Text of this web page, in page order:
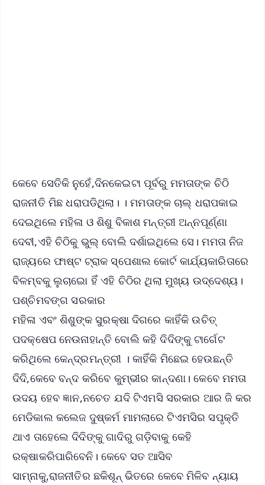
କେବେ ସେତିକି ନୁହେଁ,ଦିନକେଇଟା ପୂର୍ବରୁ ମମତାଙ୍କ ଚିଠି
ରାଜନୀତି ମିଛ ଧରାପଡିଥିଲା। । ମମତାଙ୍କ ଚାଲ୍ ଧରାପକାଇ
ଦେଇଥିଲେ ମହିଳା ଓ ଶିଶୁ ବିକାଶ ମନ୍ତ୍ରୀ ଅନ୍ନପୂର୍ଣ୍ଣା
ଦେବୀ,ଏହି ଚିଠିକୁ ଭୁଲ୍ ବୋଲି ଦର୍ଶାଇଥିଲେ ସେ। ମମତା ନିଜ
ରାଜ୍ୟରେ ଫାଷ୍ଟ ଟ୍ରାକ ସ୍ପେଶାଲ କୋର୍ଟ କାର୍ଯ୍ୟକାରିତାରେ
ବିଳମ୍ବକୁ ଲୁଚାଇୋ ହିଁ ଏହି ଚିଠିର ଥିଲା ମୁଖ୍ୟ ଉଦ୍ଦେଶ୍ୟ।
ପଶ୍ଚିମବଙ୍ଗ ସରକାର
ମହିଳା ଏବଂ ଶିଶୁଙ୍କ ସୁରକ୍ଷା ଦିଗରେ କାହିଁକି ଉଚିତ୍
ପଦକ୍ଷେପ ନେଉନାହାନ୍ତି ବୋଲି କହି ଦିଦିଙ୍କୁ ଟାର୍ଗେଟ
କରିଥିଲେ କେନ୍ଦ୍ରମନ୍ତ୍ରୀ । କାହିଁକି ମିଛେଇ ହେଉଛନ୍ତି
ଦିଦି,କେବେ ବନ୍ଦ କରିବେ କୁମ୍ଭୀର କାନ୍ଦଣା। କେବେ ମମତା
ଉଦୟ ହେବ ଜ୍ଞାନ,ନଚେତ ଯଦି ଟିଏମସି ସରକାର ଆର ଜି କର
ମେଡିକାଲ କଲେଜ ଦୁଷ୍କର୍ମ ମାମଲାରେ ଟିଏମସିର ସପୃକ୍ତି
ଥାଏ ତାହେଲେ ଦିଦିଙ୍କୁ ଗାଦିରୁ ଗଡ଼ିବାକୁ କେହି
ରକ୍ଷାକରିପାରିବେନି। କେବେ ସତ ଆସିବ
ସାମ୍ନାକୁ,ରାଜନୀତିର ଛକିଶୂନ୍ ଭିତରେ କେବେ ମିଳିବ ନ୍ୟାୟ